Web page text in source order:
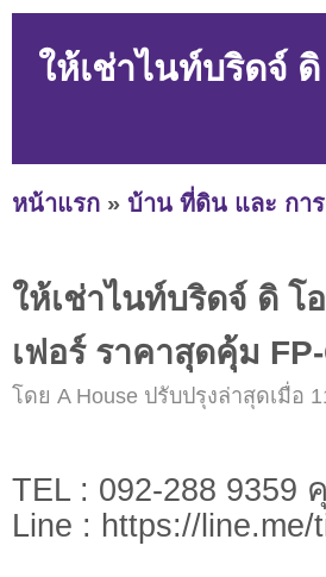
ให้เช่าไนท์บริดจ์
หน้าแรก » บ้าน ที่ดิน และ กา
ให้เช่าไนท์บริดจ์ ดิ โ
เฟอร์ ราคาสุดคุ้ม
โดย A House ปรับปรุงล่าสุดเมื่อ
TEL : 092-288 9359
Line : https://